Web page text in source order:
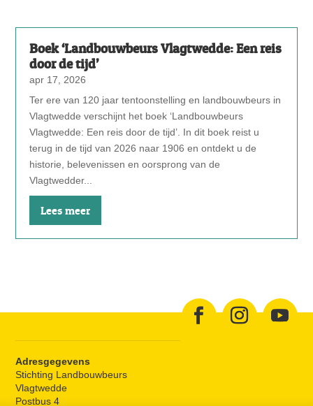
Boek ‘Landbouwbeurs Vlagtwedde: Een reis
door de tijd’
apr 17, 2026
Ter ere van 120 jaar tentoonstelling en landbouwbeurs in
Vlagtwedde verschijnt het boek ‘Landbouwbeurs
Vlagtwedde: Een reis door de tijd’. In dit boek reist u
terug in de tijd van 2026 naar 1906 en ontdekt u de
historie, belevenissen en oorsprong van de
Vlagtwedder...
Lees meer
Adresgegevens
Stichting Landbouwbeurs
Vlagtwedde
Postbus 4